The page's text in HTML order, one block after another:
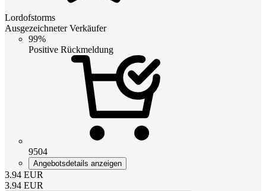
Lordofstorms
Ausgezeichneter Verkäufer
99%
Positive Rückmeldung
9504
Angebotsdetails anzeigen
3.94 EUR
3.94 EUR